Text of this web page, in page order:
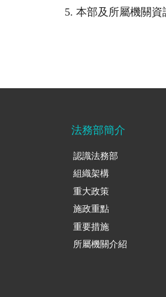
本部及所屬機關資
法務部簡介
認識法務部
組織架構
重大政策
施政重點
重要措施
所屬機關介紹